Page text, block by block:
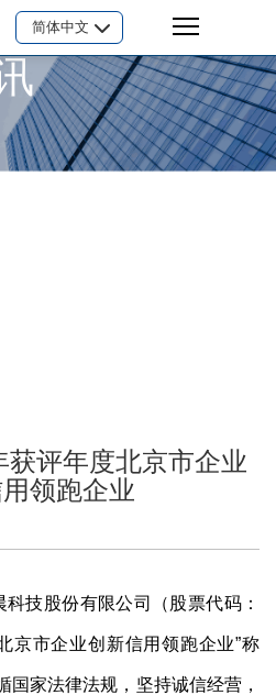
简体中文
获评年度北京市企业
领跑企业
技股份有限公司（股票代码：
京市企业创新信用领跑企业”称
国家法律法规，坚持诚信经营，